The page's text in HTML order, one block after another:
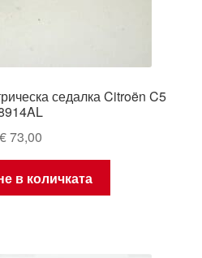
седалка Citroën C5
€73,00
в количката